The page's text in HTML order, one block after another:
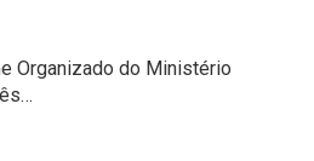
Organizado do Ministério